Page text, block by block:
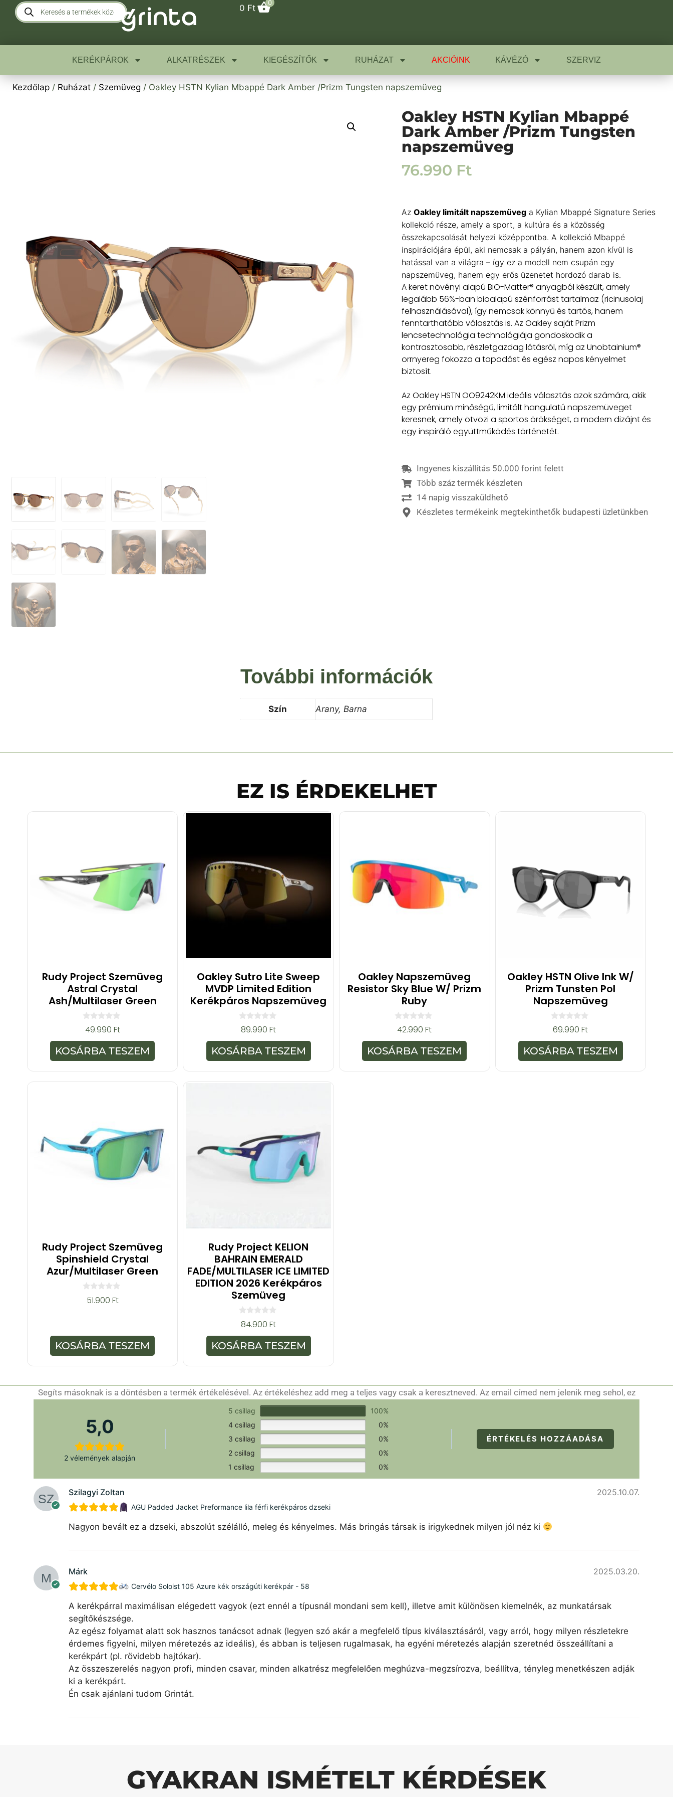
0 Ft
0
KERÉKPÁROK ALKATRÉSZEK KIEGÉSZÍTŐK RUHÁZAT AKCIÓINK KÁVÉZÓ SZERVIZ
Kezdőlap / Ruházat / Szemüveg / Oakley HSTN Kylian Mbappé Dark Amber /Prizm Tungsten napszemüveg
Oakley HSTN Kylian Mbappé
Dark Amber /Prizm Tungsten
napszemüveg
76.990 Ft
Az Oakley limitált napszemüveg a Kylian Mbappé Signature Series
kollekció része, amely a sport, a kultúra és a közösség
összekapcsolását helyezi középpontba. A kollekció Mbappé
inspirációjára épül, aki nemcsak a pályán, hanem azon kívül is
hatással van a világra – így ez a modell nem csupán egy
napszemüveg, hanem egy erős üzenetet hordozó darab is.
A keret növényi alapú BiO-Matter® anyagból készült, amely
legalább 56%-ban bioalapú szénforrást tartalmaz (ricinusolaj
felhasználásával), így nemcsak könnyű és tartós, hanem
fenntarthatóbb választás is. Az Oakley sajátPrizm
lencsetechnológia technológiája gondoskodik a
kontrasztosabb, részletgazdag látásról, míg az Unobtainium®
orrnyereg fokozza a tapadást és egész napos kényelmet
biztosít.
Az Oakley HSTN OO9242KM ideális választás azok számára, akik
egy prémium minőségű, limitált hangulatú napszemüveget
keresnek, amely ötvözi a sportos örökséget, a modern dizájnt és
egy inspiráló együttműködés történetét.
Ingyenes kiszállítás 50.000 forint felett
Több száz termék készleten
14 napig visszaküldhető
Készletes termékeink megtekinthetők budapesti üzletünkben
További információk
Szín Arany, Barna
EZ IS ÉRDEKELHET
Rudy Project Szemüveg
Astral Crystal
Ash/Multilaser Green
a
z
5
-
b
49.990 Ft
KOSÁRBA TESZEM
Oakley Sutro Lite Sweep
MVDP Limited Edition
Kerékpáros Napszemüveg
0
a
z
5
-
b
89.990Ft
KOSÁRBA TESZEM
Oakley Napszemüveg
Resistor Sky Blue W/ Prizm
Ruby
a
z
5
-
b
42.990Ft
KOSÁRBA TESZEM
Oakley HSTN Olive Ink W/
Prizm Tunsten Pol
Napszemüveg
0
a
z
5
-
b
69.990Ft
KOSÁRBA TESZEM
Rudy Project Szemüveg
Spinshield Crystal
Azur/Multilaser Green
51.900 Ft
KOSÁRBA TESZEM
Rudy Project KELION
BAHRAIN EMERALD
FADE/MULTILASER ICE LIMITED
EDITION 2026 Kerékpáros
Szemüveg
0
a
z
5
-
b
84.900Ft
KOSÁRBA TESZEM
Értékeld a terméket!
Segíts másoknak is a döntésben a termék értékelésével. Az értékeléshez add meg a teljes vagy csak a keresztneved. Az email címed nem jelenik meg sehol, ez
csak a hitelesítéshez szükséges.
5,0
2 vélemények alapján
5 csillag
100%
4 csillag
0%
3 csillag
0%
2 csillag
0%
1 csillag
0%
ÉRTÉKELÉS HOZZÁADÁSA
Szilagyi Zoltan 2025.10.07.
AGU Padded Jacket Preformance lila férfi kerékpáros dzseki
Nagyon bevált ez a dzseki, abszolút szélálló, meleg és kényelmes. Más bringás társak is irigykednek milyen jól néz ki
Márk 2025.03.20.
Cervélo Soloist 105 Azure kék országúti kerékpár - 58
A kerékpárral maximálisan elégedett vagyok (ezt ennél a típusnál mondani sem kell), illetve amit különösen kiemelnék, az munkatársak
segítőkészsége.
Az egész folyamat alatt sok hasznos tanácsot adnak (legyen szó akár a megfelelő típus kiválasztásáról, vagy arról, hogy milyen részletekre
érdemes figyelni, milyen méretezés az ideális), és abban is teljesen rugalmasak, ha egyéni méretezés alapján szeretnéd összeállítani a
kerékpárt (pl. rövidebb hajtókar).
Az összeszerelés nagyon profi, minden csavar, minden alkatrész megfelelően meghúzva-megzsírozva, beállítva, tényleg menetkészen adják
ki a kerékpárt.
Én csak ajánlani tudom Grintát.
GYAKRAN ISMÉTELT KÉRDÉSEK